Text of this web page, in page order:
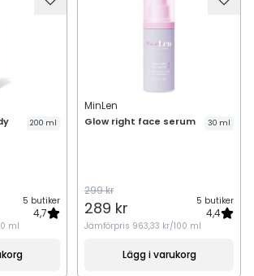
200 ml
5 butiker
4,7
ml
MinLen
Glow right face serum 30 ml
299 kr
289 kr 5 butiker
4,4
Jämförpris 963,33 kr/100 ml
Lägg i varukorg